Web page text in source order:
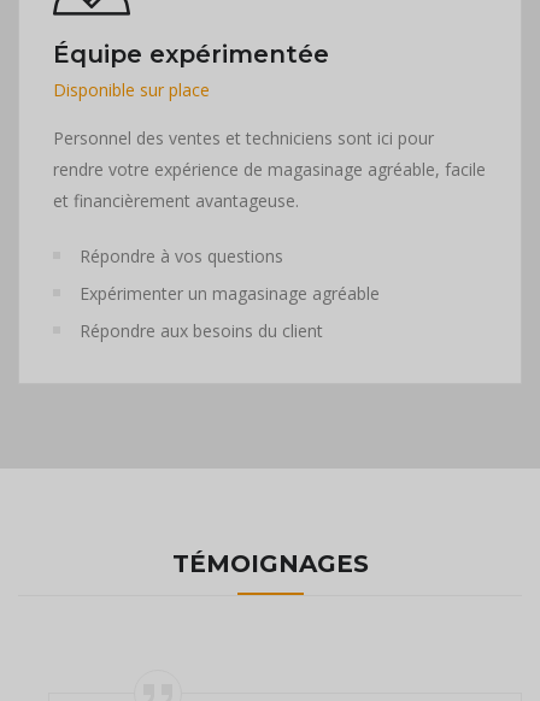
Équipe expérimentée
Disponible sur place
Personnel des ventes et techniciens sont ici pour
rendre votre expérience de magasinage agréable, facile
et financièrement avantageuse.
Répondre à vos questions
Expérimenter un magasinage agréable
Répondre aux besoins du client
TÉMOIGNAGES